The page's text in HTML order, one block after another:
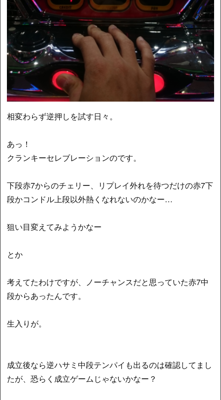
相変わらず逆押しを試す日々。
あっ！
クランキーセレブレーションのです。
下段赤7からのチェリー、リプレイ外れを待つだけの赤7下
段かコンドル上段以外熱くなれないのかなー…
狙い目変えてみようかなー
とか
考えてたわけですが、ノーチャンスだと思っていた赤7中
段からあったんです。
生入りが。
成立後なら逆ハサミ中段テンパイも出るのは確認してまし
たが、恐らく成立ゲームじゃないかなー？